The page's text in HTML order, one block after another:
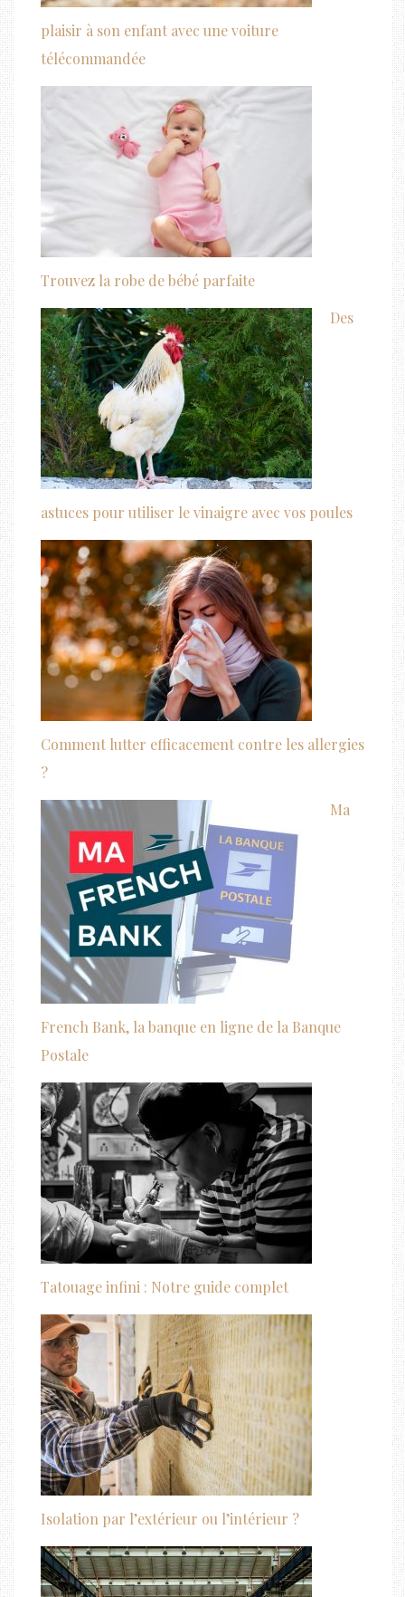
plaisir à son enfant avec une voiture
télécommandée
Trouvez la robe de bébé parfaite
Des
astuces pour utiliser le vinaigre avec vos poules
Comment lutter efficacement contre les allergies
?
Ma
French Bank, la banque en ligne de la Banque
Postale
Tatouage infini : Notre guide complet
Isolation par l’extérieur ou l’intérieur ?